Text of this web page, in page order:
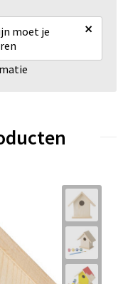
moet je
×